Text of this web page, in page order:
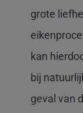
grote
kan
bij
geval van